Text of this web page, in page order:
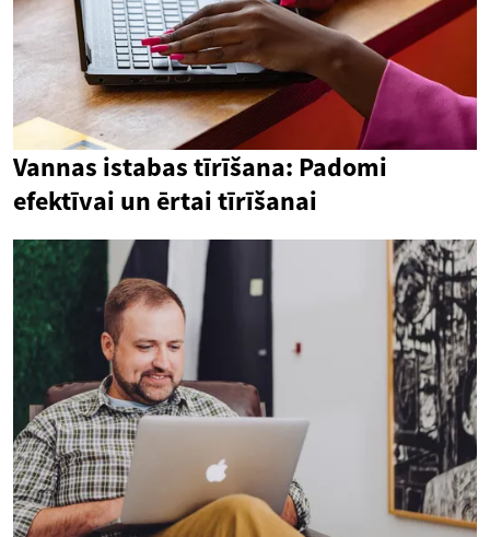
Vannas istabas tīrīšana: Padomi
efektīvai un ērtai tīrīšanai